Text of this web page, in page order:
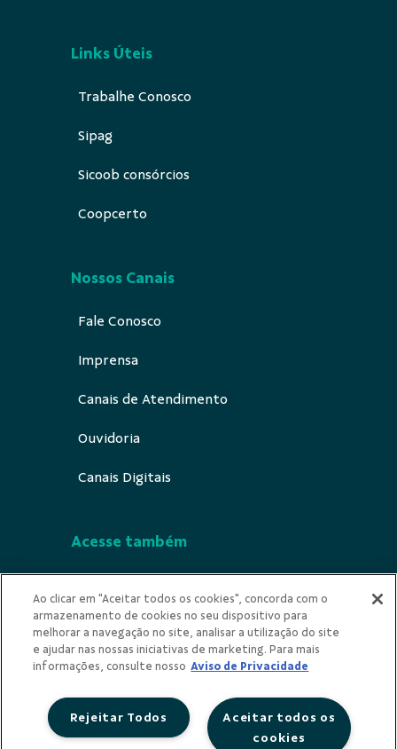
Links Úteis
Trabalhe Conosco
Sipag
Sicoob consórcios
Coopcerto
Nossos Canais
Fale Conosco
Imprensa
Canais de Atendimento
Ouvidoria
Canais Digitais
Acesse também
Indícios de Ilicitude
Privacidade
Ao clicar em "Aceitar todos os cookies", concorda com o
armazenamento de cookies no seu dispositivo para
melhorar a navegação no site, analisar a utilização do site
e ajudar nas nossas iniciativas de marketing. Para mais
informações, consulte nosso Aviso de Privacidade
Aceitar todos os
cookies
Rejeitar Todos